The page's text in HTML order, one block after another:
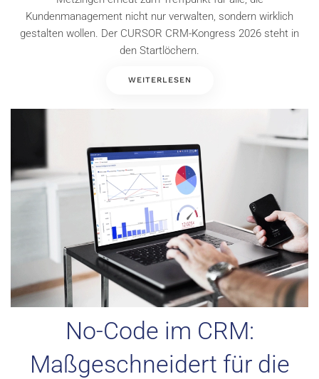
Kundenmanagement nicht nur verwalten, sondern wirklich
gestalten wollen. Der CURSOR CRM-Kongress 2026 steht in
den Startlöchern.
WEITERLESEN
No-Code im CRM:
Maßgeschneidert für die